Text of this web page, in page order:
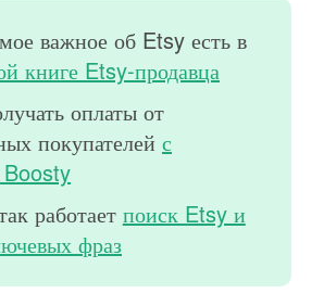
важное об Etsy есть в
книге Etsy-продавца
оплаты от
покупателей с
работает поиск Etsy и
фраз